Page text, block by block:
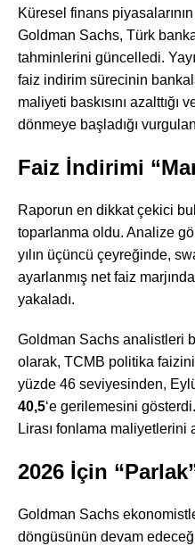
Küresel finans
Goldman Sachs, Türk
tahminlerini güncelledi.
faiz indirim sürecinin
maliyeti baskısını azalttığı
dönmeye başladığı
Faiz İndirimi
Raporun en dikkat çekici
toparlanma oldu. Analize
yılın üçüncü çeyreğinde,
ayarlanmış net faiz marjında
yakaladı.
Goldman Sachs analistleri
olarak, TCMB politika
yüzde 46 seviyesinden,
40,5‘e gerilemesini
Lirası fonlama maliyetlerini
2026 İçin
Goldman Sachs
döngüsünün devam